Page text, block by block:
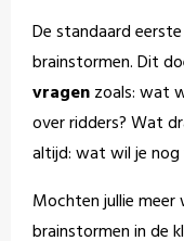
De standaard
brainstormen. Dit
vragenzoals: wat
over ridders? Wat
altijd: wat wil je
Mochten jullie
brainstormen in de